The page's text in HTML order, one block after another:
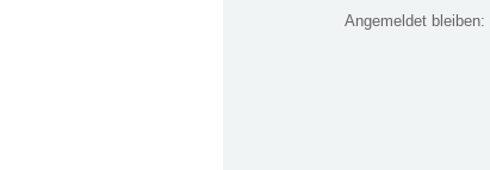
Angemeldet bleiben: